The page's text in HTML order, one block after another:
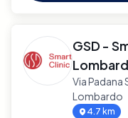
GSD -
Via
Lombardo
4.7 km